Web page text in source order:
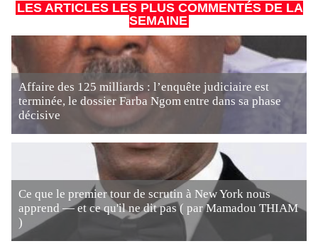
LES ARTICLES LES PLUS COMMENTÉS DE LA
SEMAINE
Affaire des 125 milliards : l’enquête judiciaire est
terminée, le dossier Farba Ngom entre dans sa phase
décisive
Ce que le premier tour de scrutin à New York nous
apprend — et ce qu'il ne dit pas ( par Mamadou THIAM
)